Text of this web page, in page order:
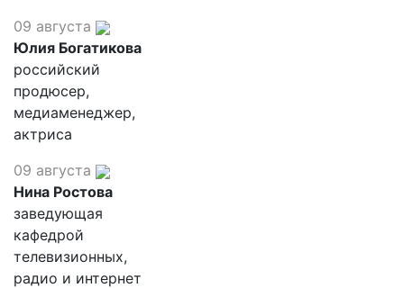
09 августа
Юлия Богатикова
российский
продюсер,
медиаменеджер,
актриса
09 августа
Нина Ростова
заведующая
кафедрой
телевизионных,
радио и интернет